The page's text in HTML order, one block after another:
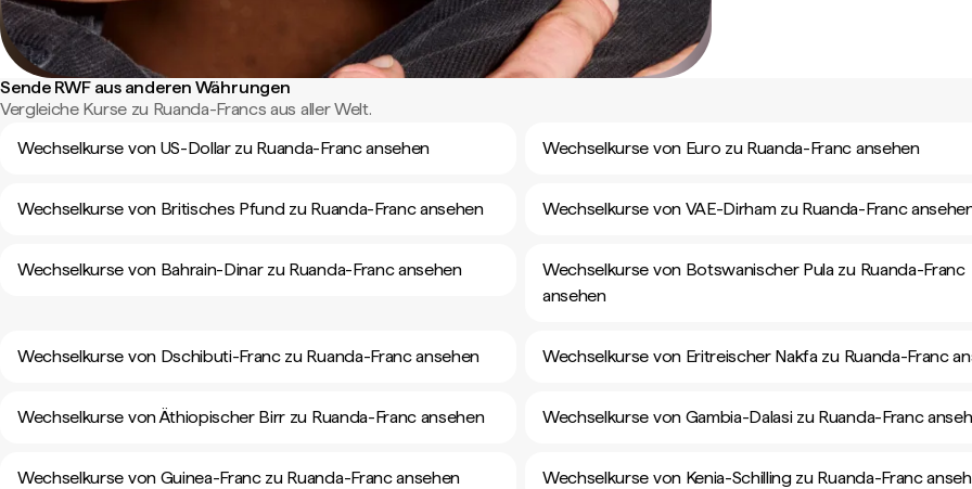
Sende RWF aus anderen Währungen
Vergleiche Kurse zu Ruanda-Francs aus aller Welt.
Wechselkurse von US-Dollar zu Ruanda-Franc ansehen
Wechselkurse von Euro zu Ruanda-Franc ansehen
Wechselkurse von Britisches Pfund zu Ruanda-Franc ansehen Wechselkurse von VAE-Dirham zu Ruanda-Franc
Wechselkurse von Bahrain-Dinar zu Ruanda-Franc ansehen
Wechselkurse von Botswanischer Pula zu Ruanda-Franc
ansehen
Wechselkurse von Dschibuti-Franc zu Ruanda-Franc ansehen Wechselkurse von Eritreischer Nakfa zu Ruanda-Franc
Wechselkurse von Äthiopischer Birr zu Ruanda-Franc ansehen Wechselkurse von Gambia-Dalasi zu Ruanda-Franc
Wechselkurse von Guinea-Franc zu Ruanda-Franc ansehen Wechselkurse von Kenia-Schilling zu Ruanda-Franc